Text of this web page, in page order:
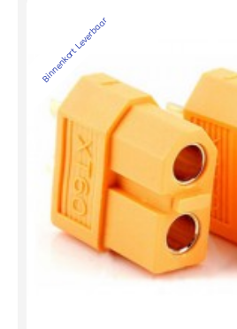
Binnenkort Leverbaar